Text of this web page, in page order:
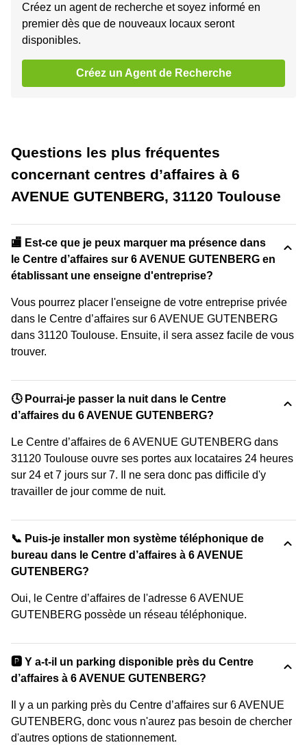
Créez un agent de recherche et soyez informé en
premier dès que de nouveaux locaux seront
disponibles.
Créez un Agent de Recherche
Questions les plus fréquentes
concernant centres d’affaires à 6
AVENUE GUTENBERG, 31120 Toulouse
🏬 Est-ce que je peux marquer ma présence dans
le Centre d’affaires sur 6 AVENUE GUTENBERG en
établissant une enseigne d'entreprise?
Vous pourrez placer l'enseigne de votre entreprise privée
dans le Centre d’affaires sur 6 AVENUE GUTENBERG
dans 31120 Toulouse. Ensuite, il sera assez facile de vous
trouver.
🕓 Pourrai-je passer la nuit dans le Centre
d’affaires du 6 AVENUE GUTENBERG?
Le Centre d’affaires de 6 AVENUE GUTENBERG dans
31120 Toulouse ouvre ses portes aux locataires 24 heures
sur 24 et 7 jours sur 7. Il ne sera donc pas difficile d'y
travailler de jour comme de nuit.
📞 Puis-je installer mon système téléphonique de
bureau dans le Centre d’affaires à 6 AVENUE
GUTENBERG?
Oui, le Centre d’affaires de l'adresse 6 AVENUE
GUTENBERG possède un réseau téléphonique.
🅿️ Y a-t-il un parking disponible près du Centre
d’affaires à 6 AVENUE GUTENBERG?
Il y a un parking près du Centre d’affaires sur 6 AVENUE
GUTENBERG, donc vous n'aurez pas besoin de chercher
d'autres options de stationnement.